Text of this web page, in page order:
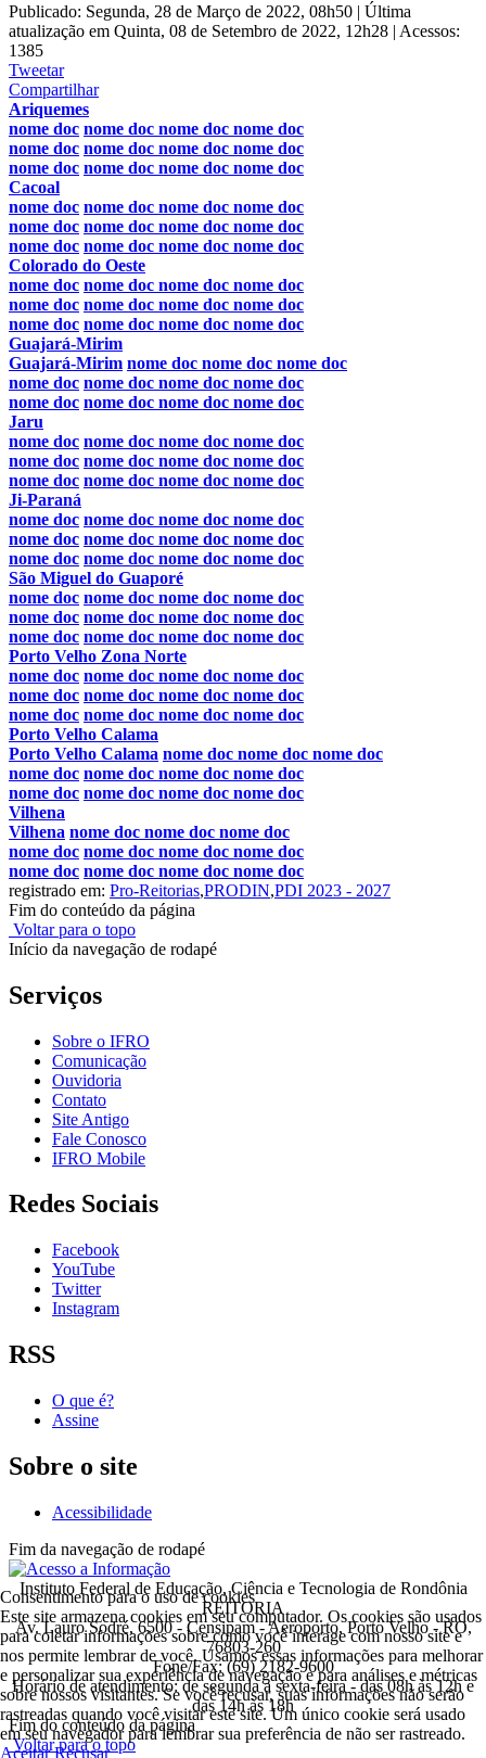
Publicado: Segunda, 28 de Março de 2022, 08h50 | Última
atualização em Quinta, 08 de Setembro de 2022, 12h28 | Acessos:
1385
Tweetar
Compartilhar
Ariquemes
nome doc nome doc nome doc nome doc
nome doc nome doc nome doc nome doc
nome doc nome doc nome doc nome doc
Cacoal
nome doc nome doc nome doc nome doc
nome doc nome doc nome doc nome doc
nome doc nome doc nome doc nome doc
Colorado do Oeste
nome doc nome doc nome doc nome doc
nome doc nome doc nome doc nome doc
nome doc nome doc nome doc nome doc
Guajará-Mirim
Guajará-Mirim nome doc nome doc nome doc
nome doc nome doc nome doc nome doc
nome doc nome doc nome doc nome doc
Jaru
nome doc nome doc nome doc nome doc
nome doc nome doc nome doc nome doc
nome doc nome doc nome doc nome doc
Ji-Paraná
nome doc nome doc nome doc nome doc
nome doc nome doc nome doc nome doc
nome doc nome doc nome doc nome doc
São Miguel do Guaporé
nome doc nome doc nome doc nome doc
nome doc nome doc nome doc nome doc
nome doc nome doc nome doc nome doc
Porto Velho Zona Norte
nome doc nome doc nome doc nome doc
nome doc nome doc nome doc nome doc
nome doc nome doc nome doc nome doc
Porto Velho Calama
Porto Velho Calama nome doc nome doc nome doc
nome doc nome doc nome doc nome doc
nome doc nome doc nome doc nome doc
Vilhena
Vilhena nome doc nome doc nome doc
nome doc nome doc nome doc nome doc
nome doc nome doc nome doc nome doc
registrado em: Pro-Reitorias,PRODIN,PDI 2023 - 2027
Fim do conteúdo da página
Voltar para o topo
Início da navegação de rodapé
Serviços
Sobre o IFRO
Comunicação
Ouvidoria
Contato
Site Antigo
Fale Conosco
IFRO Mobile
Redes Sociais
Facebook
YouTube
Twitter
Instagram
RSS
O que é?
Assine
Sobre o site
Acessibilidade
Fim da navegação de rodapé
Instituto Federal de Educação, Ciência e Tecnologia de Rondônia
REITORIA
Av. Lauro Sodré, 6500 - Censipam - Aeroporto, Porto Velho - RO,
76803-260
Fone/Fax: (69) 2182-9600
Horário de atendimento: de segunda a sexta-feira - das 08h às 12h e
das 14h às 18h
Fim do conteúdo da página
Voltar para o topo
Consentimento para o uso de cookies
Este site armazena cookies em seu computador. Os cookies são usados
para coletar informações sobre como você interage com nosso site e
nos permite lembrar de você. Usamos essas informações para melhorar
e personalizar sua experiência de navegação e para análises e métricas
sobre nossos visitantes. Se você recusar, suas informações não serão
rastreadas quando você visitar este site. Um único cookie será usado
em seu navegador para lembrar sua preferência de não ser rastreado.
Aceitar Recusar